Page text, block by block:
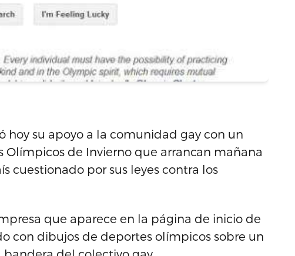
hoy su apoyo a la comunidad gay con un
Olímpicos de Invierno que arrancan mañana
cuestionado por sus leyes contra los
que aparece en la página de inicio de
con dibujos de deportes olímpicos sobre un